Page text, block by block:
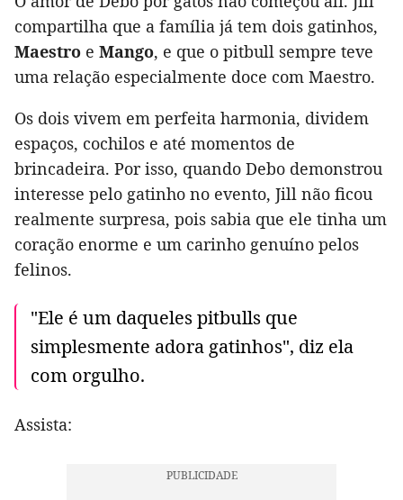
compartilha que a família já tem dois gatinhos,
Maestro e Mango, e que o pitbull sempre teve
uma relação especialmente doce com Maestro.
Os dois vivem em perfeita harmonia, dividem
espaços, cochilos e até momentos de
brincadeira. Por isso, quando Debo demonstrou
interesse pelo gatinho no evento, Jill não ficou
realmente surpresa, pois sabia que ele tinha um
coração enorme e um carinho genuíno pelos
felinos.
"Ele é um daqueles pitbulls que
simplesmente adora gatinhos", diz ela
com orgulho.
Assista: